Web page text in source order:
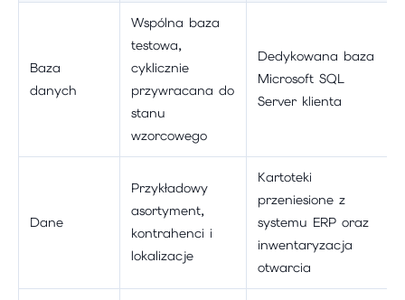
Baza
danych
Wspólna baza
testowa,
cyklicznie
przywracana do
stanu
wzorcowego
Dedykowana baza
Microsoft SQL
Server klienta
Dane
Przykładowy
asortyment,
kontrahenci i
lokalizacje
Kartoteki
przeniesione z
systemu ERP oraz
inwentaryzacja
otwarcia